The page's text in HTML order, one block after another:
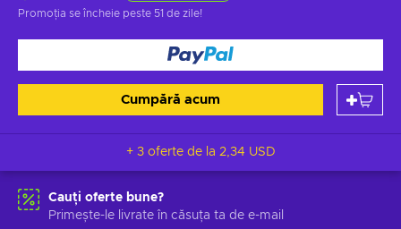
Promoția se încheie peste 51 de zile!
Cumpără acum
+ 3 oferte de la 2,34 USD
Cauți oferte bune?
Primește-le livrate în căsuța ta de e-mail